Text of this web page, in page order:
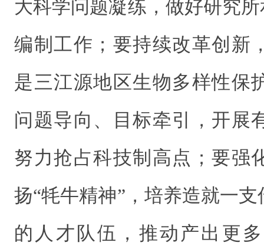
大科学问题凝练，做好研究
编制工作； 要持续改革创新
是三江源地区生物多样性保
问题导向、目标牵引，开展
努力抢占科技制高点； 要强
扬“牦牛精神”，培养造就一
的人才队伍，推动产出更